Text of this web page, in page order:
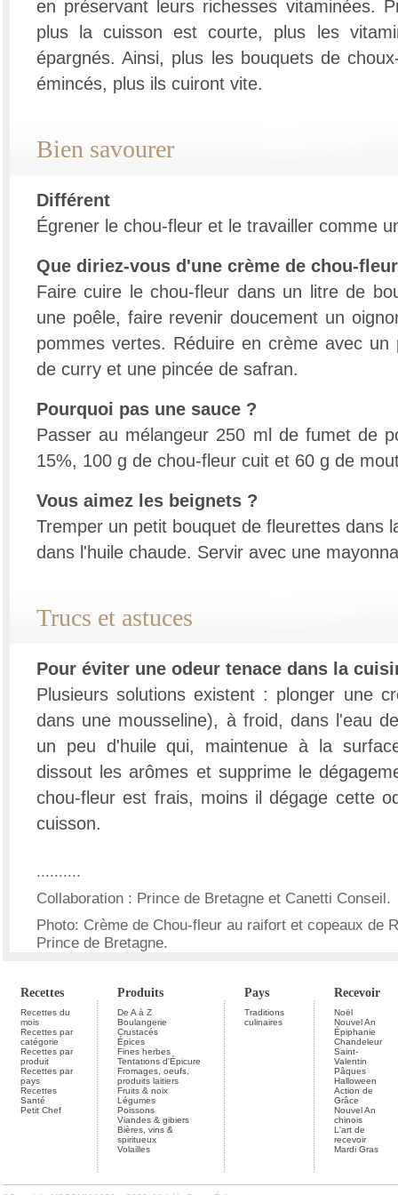
en préservant leurs richesses vitaminées.
plus la cuisson est courte, plus les
épargnés. Ainsi, plus les bouquets de
émincés, plus ils cuiront vite.
Bien savourer
Différent
Égrener le chou-fleur et le travailler comme
Que diriez-vous d'une crème de chou-
Faire cuire le chou-fleur dans un litre de
une poêle, faire revenir doucement un
pommes vertes. Réduire en crème avec
de curry et une pincée de safran.
Pourquoi pas une sauce ?
Passer au mélangeur 250 ml de fumet de
15%, 100 g de chou-fleur cuit et 60 g de
Vous aimez les beignets ?
Tremper un petit bouquet de fleurettes dans
dans l'huile chaude. Servir avec une
Trucs et astuces
Pour éviter une odeur tenace dans la
Plusieurs solutions existent : plonger une
dans une mousseline), à froid, dans l'eau
un peu d'huile qui, maintenue à la
dissout les arômes et supprime le
chou-fleur est frais, moins il dégage cette
cuisson.
..........
Collaboration : Prince de Bretagne et Canetti Conseil.
Photo: Crème de Chou-fleur au raifort et copeaux de
Prince de Bretagne.
Recettes Produits Pays Recevoir
Recettes du
mois
Recettes par
catégorie
Recettes par
produit
Recettes par
pays
Recettes
Santé
Petit Chef
De A à Z
Boulangerie
Crustacés
Épices
Fines herbes
Tentations d'Épicure
Fromages, oeufs,
produits laitiers
Fruits & noix
Légumes
Poissons
Viandes & gibiers
Bières, vins &
spiritueux
Volailles
Traditions
culinaires
Noël
Nouvel An
Épiphanie
Chandeleur
Saint-
Valentin
Pâques
Halloween
Action de
Grâce
Nouvel An
chinois
L'art de
recevoir
Mardi Gras